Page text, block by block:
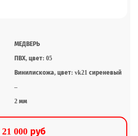
МЕДВЕРЬ
ПВХ, цвет: 05
Винилискожа, цвет: vk21 сиреневый
–
2 мм
21 000 руб